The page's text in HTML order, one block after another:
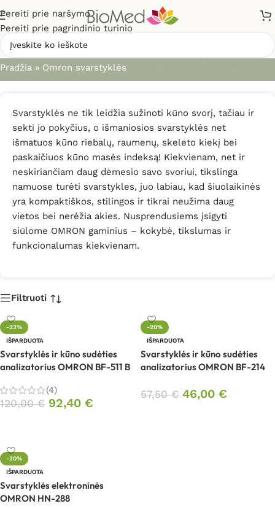
Pereiti prie naršymo
Pereiti prie pagrindinio turinio
Omron svarstyklės
Pradžia » Omron svarstyklės
Svarstyklės ne tik leidžia sužinoti kūno svorį, tačiau ir
sekti jo pokyčius, o išmaniosios svarstyklės net
išmatuos kūno riebalų, raumenų, skeleto kiekį bei
paskaičiuos kūno masės indeksą! Kiekvienam, net ir
neskiriančiam daug dėmesio savo svoriui, tikslinga
namuose turėti svarstykles, juo labiau, kad šiuolaikinės
yra kompaktiškos, stilingos ir tikrai neužima daug
vietos bei nerėžia akies. Nusprendusiems įsigyti
siūlome OMRON gaminius – kokybė, tikslumas ir
funkcionalumas kiekvienam.
Filtruoti
-23%
IŠPARDUOTA
Svarstyklės ir kūno sudėties
analizatorius OMRON BF-511 B
(4)
120,00€ 92,40 €
-20%
IŠPARDUOTA
Svarstyklės ir kūno sudėties
analizatorius OMRON BF-214
57,50€ 46,00 €
-20%
IŠPARDUOTA
Svarstyklės elektroninės
OMRON HN-288